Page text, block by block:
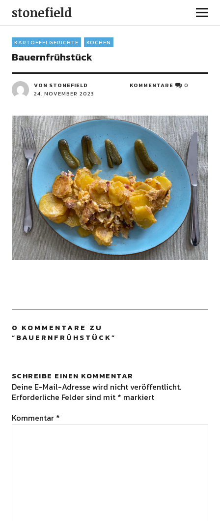
stonefield
KARTOFFELGERICHTE KOCHEN
Bauernfrühstück
VON STONEFIELD
24. NOVEMBER 2023
KOMMENTARE 0
0 KOMMENTARE ZU
“BAUERNFRÜHSTÜCK”
SCHREIBE EINEN KOMMENTAR
Deine E-Mail-Adresse wird nicht veröffentlicht.
Erforderliche Felder sind mit * markiert
Kommentar *